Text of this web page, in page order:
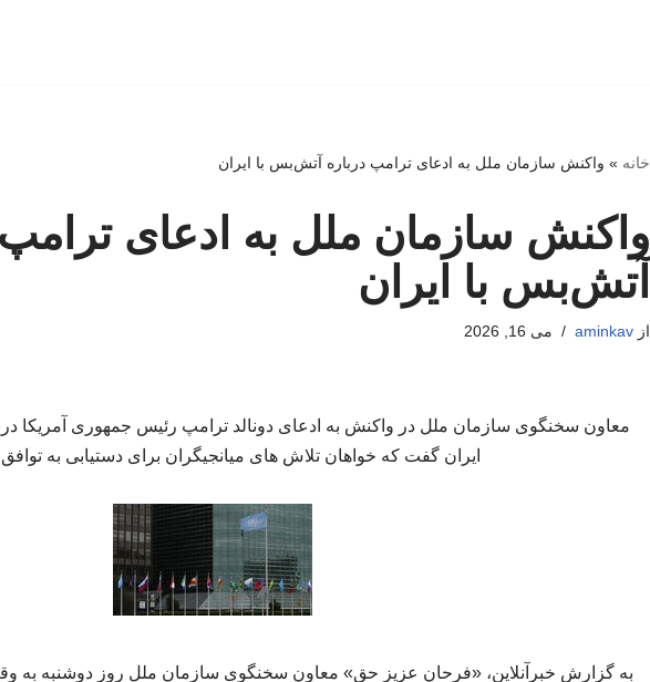
خانه » واکنش سازمان ملل به ادعای ترامپ درباره آتش‌بس با ایران
واکنش سازمان ملل به ادعای ترامپ
آتش‌بس با ایران
ازaminkav می 16, 2026
معاون سخنگوی سازمان ملل در واکنش به ادعای دونالد ترامپ رئیس جمهوری آمریکا
ایران گفت که خواهان تلاش های میانجیگران برای دستیابی به
به گزارش خبرآنلاین، «فرحان عزیز حق» معاون سخنگوی سازمان ملل روز دوشنبه به